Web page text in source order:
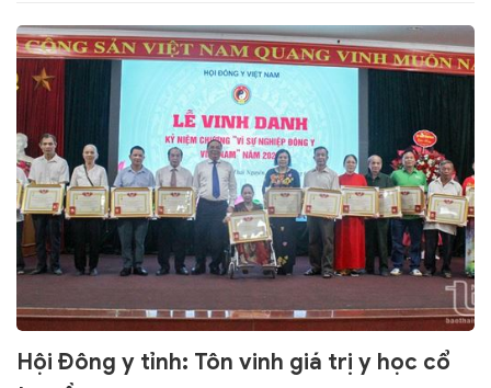
Hội Đông y tỉnh: Tôn vinh giá trị y học cổ